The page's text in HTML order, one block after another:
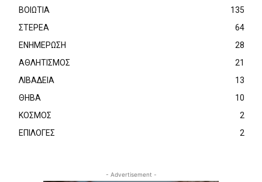
ΒΟΙΩΤΙΑ
135
ΣΤΕΡΕΑ
64
ΕΝΗΜΕΡΩΣΗ
28
ΑΘΛΗΤΙΣΜΟΣ
21
ΛΙΒΑΔΕΙΑ
13
ΘΗΒΑ
10
ΚΟΣΜΟΣ
2
ΕΠΙΛΟΓΕΣ
2
- Advertisement -